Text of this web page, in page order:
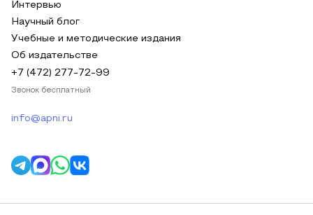
Интервью
Научный блог
Учебные и методические издания
Об издательстве
+7 (472) 277-72-99
Звонок бесплатный
info@apni.ru